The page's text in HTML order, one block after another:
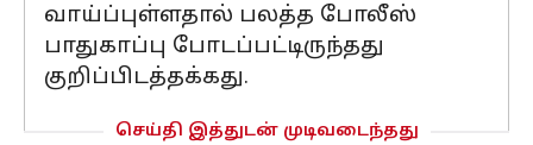
வாய்ப்புள்ளதால் பலத்த போலீஸ்
பாதுகாப்பு போடப்பட்டிருந்தது
குறிப்பிடத்தக்கது.
செய்தி இத்துடன் முடிவடைந்தது